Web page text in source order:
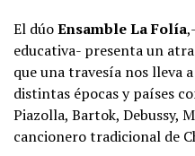
El dúoEnsamble La Folía
educativa- presenta un
que una travesía nos lleva
distintas épocas y países
Piazolla, Bartok, Debussy,
cancionero tradicional de